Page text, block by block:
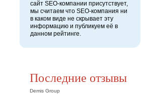
сайт SEO-компании присутствует,
мы считаем что SEO-компания ни
в каком виде не скрывает эту
информацию и публикуем её в
данном рейтинге.
Последние отзывы
Demis Group